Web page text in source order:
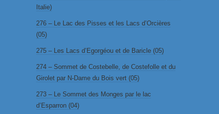
Italie)
276 – Le Lac des Pisses et les Lacs d’Orcières
(05)
275 – Les Lacs d’Egorgéou et de Baricle (05)
274 – Sommet de Costebelle, de Costefolle et du
Girolet par N-Dame du Bois vert (05)
273 – Le Sommet des Monges par le lac
d’Esparron (04)